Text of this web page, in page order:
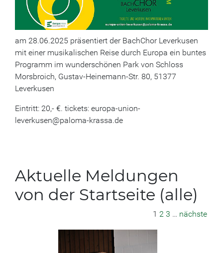
am 28.06.2025 präsentiert der BachChor Leverkusen
mit einer musikalischen Reise durch Europa ein buntes
Programm im wunderschönen Park von Schloss
Morsbroich, Gustav-Heinemann-Str. 80, 51377
Leverkusen
Eintritt: 20,- €. tickets: europa-union-
leverkusen@paloma-krassa.de
Aktuelle Meldungen
von der Startseite (alle)
1 2 3 … nächste